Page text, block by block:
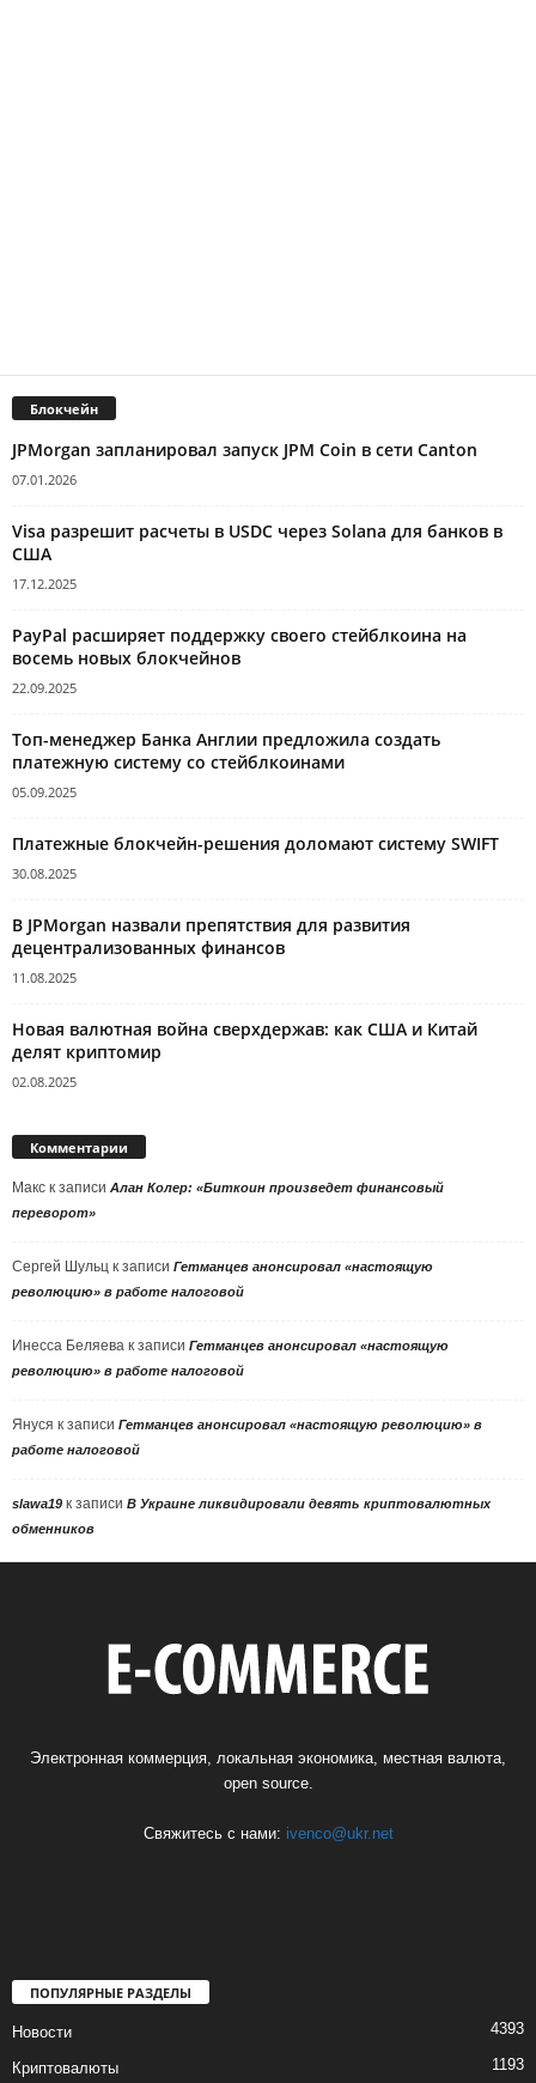
Блокчейн
JPMorgan запланировал запуск JPM Coin в сети Canton
07.01.2026
Visa разрешит расчеты в USDC через Solana для банков в
США
17.12.2025
PayPal расширяет поддержку своего стейблкоина на
восемь новых блокчейнов
22.09.2025
Топ-менеджер Банка Англии предложила создать
платежную систему со стейблкоинами
05.09.2025
Платежные блокчейн-решения доломают систему SWIFT
30.08.2025
В JPMorgan назвали препятствия для развития
децентрализованных финансов
11.08.2025
Новая валютная война сверхдержав: как США и Китай
делят криптомир
02.08.2025
Комментарии
Макс к записи Алан Колер: «Биткоин произведет финансовый
переворот»
Сергей Шульц к записи Гетманцев анонсировал «настоящую
революцию» в работе налоговой
Инесса Беляева к записи Гетманцев анонсировал «настоящую
революцию» в работе налоговой
Януся к записи Гетманцев анонсировал «настоящую революцию» в
работе налоговой
slawa19 к записи В Украине ликвидировали девять криптовалютных
обменников
Электронная коммерция, локальная экономика, местная валюта,
open source.
Свяжитесь с нами: ivenco@ukr.net
ПОПУЛЯРНЫЕ РАЗДЕЛЫ
Новости 4393
Криптовалюты 1193